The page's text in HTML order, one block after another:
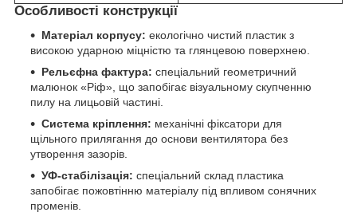
Особливості конструкції
Матеріал корпусу: екологічно чистий пластик з
високою ударною міцністю та глянцевою поверхнею.
Рельєфна фактура: спеціальний геометричний
малюнок «Ріф», що запобігає візуальному скупченню
пилу на лицьовій частині.
Система кріплення: механічні фіксатори для
щільного прилягання до основи вентилятора без
утворення зазорів.
УФ-стабілізація: спеціальний склад пластика
запобігає пожовтінню матеріалу під впливом сонячних
променів.